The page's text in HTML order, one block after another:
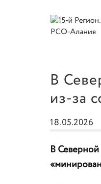
В
из-за
18.05.2026
В